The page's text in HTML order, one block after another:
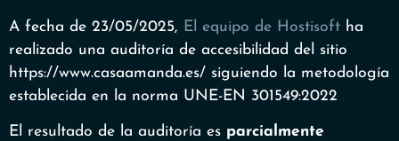
A fecha de 23/05/2025, El equipo de Hostisoft ha
realizado una auditoría de accesibilidad del sitio
https://www.casaamanda.es/ siguiendo la metodología
establecida en la norma UNE-EN 301549:2022
El resultado de la auditoría es parcialmente